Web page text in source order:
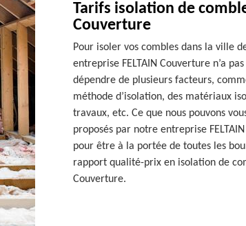
Tarifs isolation de
Couverture
Pour isoler vos combles dans la ville
entreprise FELTAIN Couverture n’a
dépendre de plusieurs facteurs,
méthode d’isolation, des matériaux
travaux, etc. Ce que nous pouvons
proposés par notre entreprise
pour être à la portée de toutes les
rapport qualité-prix en isolation de
Couverture.